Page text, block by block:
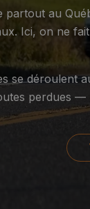
partout au
Ici, on ne
se déroulent
perdues —